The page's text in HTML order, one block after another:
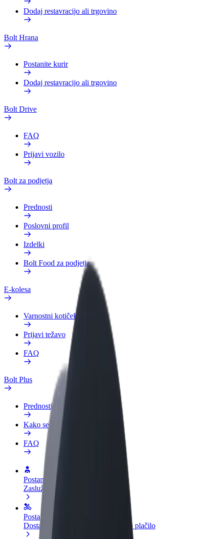
Dodaj restavracijo ali trgovino
Bolt Hrana
Postanite kurir
Dodaj restavracijo ali trgovino
Bolt Drive
FAQ
Prijavi vozilo
Bolt za podjetja
Prednosti
Poslovni profil
Izdelki
Bolt Food za podjetja
E-kolesa
Varnostni kotiček
Prijavi težavo
FAQ
Bolt Plus
Prednosti
Kako se pridružiti
FAQ
Postani voznik
Zasluži denar pod svojimi pogoji
Postanite kurir
Dostavljaj hrano in prejmi tedensko plačilo